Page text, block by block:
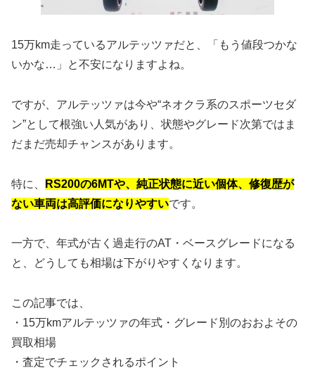
15万km走っているアルテッツァだと、「もう値段つかな
いかな…」と不安になりますよね。
ですが、アルテッツァは今や“ネオクラ系のスポーツセダ
ン”として根強い人気があり、状態やグレード次第ではま
だまだ売却チャンスがあります。
特に、
RS200の6MTや、純正状態に近い個体、修復歴が
ない車両は高評価になりやすいです。
一方で、年式が古く過走行のAT・ベースグレードになる
と、どうしても相場は下がりやすくなります。
この記事では、
・15万kmアルテッツァの年式・グレード別のおおよその
買取相場
・査定でチェックされるポイント